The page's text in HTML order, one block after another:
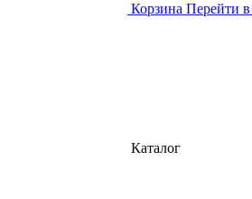
Корзина Перейти в
Каталог